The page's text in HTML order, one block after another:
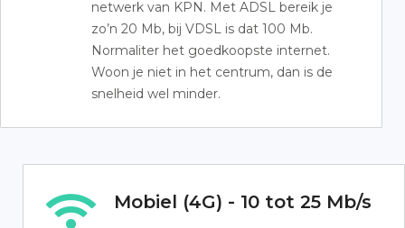
netwerk van KPN. Met ADSL bereik je
zo’n 20 Mb, bij VDSL is dat 100 Mb.
Normaliter het goedkoopste internet.
Woon je niet in het centrum, dan is de
snelheid wel minder.
Mobiel (4G) - 10 tot 25 Mb/s